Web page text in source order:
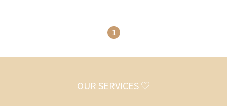
1
OUR SERVICES ♡